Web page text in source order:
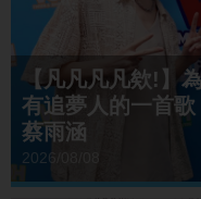
【凡凡凡凡欸!】
有追夢人的一首
蔡雨涵
2026/08/08